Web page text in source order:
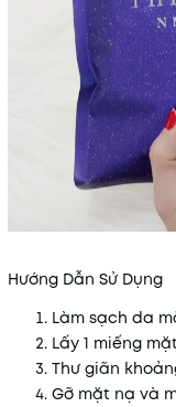
Hướng Dẫn Sử Dụng
Làm sạch da
Lấy 1 miếng
Thư giãn
Gỡ mặt nạ và